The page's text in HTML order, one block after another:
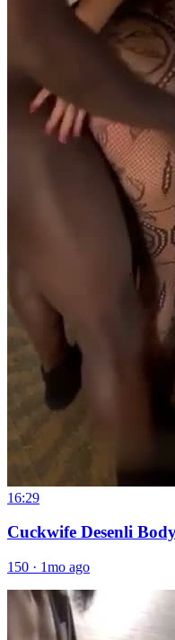
16:29
Cuckwife Desenli
150 · 1mo ago